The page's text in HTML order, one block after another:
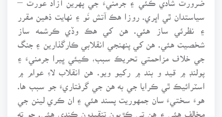
سياستدان ٿي اڀري. روزا هڪ آتش نَو ۽ نهايت ذهين مقرر
۽ نظرئي ساز هئي. هن کي هڪ وڏي ڪرشمه ساز
شخصيت هئي. هن کي پنهنجي انقلابي ڪارگذارين ۽ جنگ
جي خلاف مزاحمتي تحريڪ سبب، ڪيئي ڀيرا جرمنيءَ ۽
پولنڊ ۾ قيد و بند ۾ رکيو ويو. هن انقلاب لاءِ عوام ۾
اسٽرائيڪ ٿي ڪرايا جي به هن جي گرفتاريءَ جو سبب ها.
هوءَ سختيءَ سان جمهوريت پسند هئي ۽ ان ڪري لينن جي
مخالف هئي ۽ هن تي ڪڙيون تنقيدون ڪندي هئي. ڇو ته